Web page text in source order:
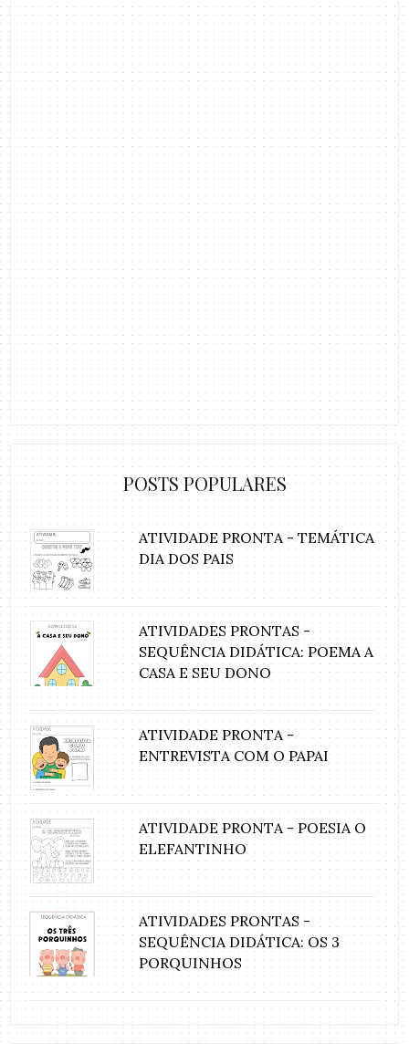
POSTS POPULARES
ATIVIDADE PRONTA - TEMÁTICA
DIA DOS PAIS
ATIVIDADES PRONTAS -
SEQUÊNCIA DIDÁTICA: POEMA A
CASA E SEU DONO
ATIVIDADE PRONTA -
ENTREVISTA COM O PAPAI
ATIVIDADE PRONTA - POESIA O
ELEFANTINHO
ATIVIDADES PRONTAS -
SEQUÊNCIA DIDÁTICA: OS 3
PORQUINHOS